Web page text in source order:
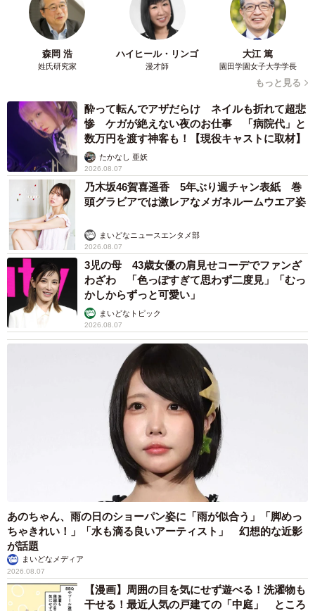
森岡 浩
姓氏研究家
ハイヒール・リンゴ
漫才師
大江 篤
園田学園女子大学学長
もっと見る
酔って転んでアザだらけ ネイルも折れて超悲
惨 ケガが絶えない夜のお仕事 「病院代」と
数万円を渡す神客も！【現役キャストに取材】
たかなし 亜妖
2026.08.07
乃木坂46賀喜遥香 5年ぶり週チャン表紙 巻
頭グラビアでは激レアなメガネルームウエア姿
まいどなニュースエンタメ部
2026.08.07
3児の母 43歳女優の肩見せコーデでファンざ
わざわ 「色っぽすぎて思わず二度見」「むっ
かしからずっと可愛い」
まいどなトピック
2026.08.07
あのちゃん、雨の日のショーパン姿に「雨が似合う」「脚めっ
ちゃきれい！」「水も滴る良いアーティスト」 幻想的な近影
が話題
まいどなメディア
2026.08.07
【漫画】周囲の目を気にせず遊べる！洗濯物も
干せる！最近人気の戸建ての「中庭」 ところ